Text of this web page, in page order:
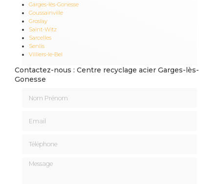
Garges-lès-Gonesse
Goussainville
Groslay
Saint-Witz
Sarcelles
Senlis
Villiers-le-Bel
Contactez-nous : Centre recyclage acier Garges-lès-
Gonesse
Message